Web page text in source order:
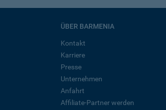
ÜBER BARMENIA
Kontakt
Karriere
Presse
Unternehmen
Anfahrt
Affiliate-Partner werden